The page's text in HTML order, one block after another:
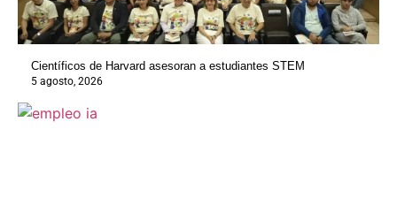
Científicos de Harvard asesoran a estudiantes STEM
5 agosto, 2026